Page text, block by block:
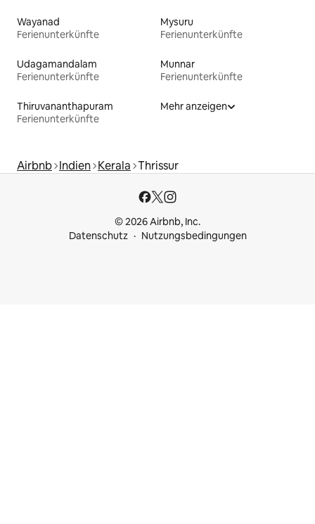
Wayanad
Ferienunterkünfte
Mysuru
Ferienunterkünfte
Udagamandalam
Ferienunterkünfte
Munnar
Ferienunterkünfte
Thiruvananthapuram
Ferienunterkünfte
Mehr anzeigen
Airbnb Indien Kerala Thrissur
© 2026 Airbnb, Inc.
Datenschutz
Nutzungsbedingungen